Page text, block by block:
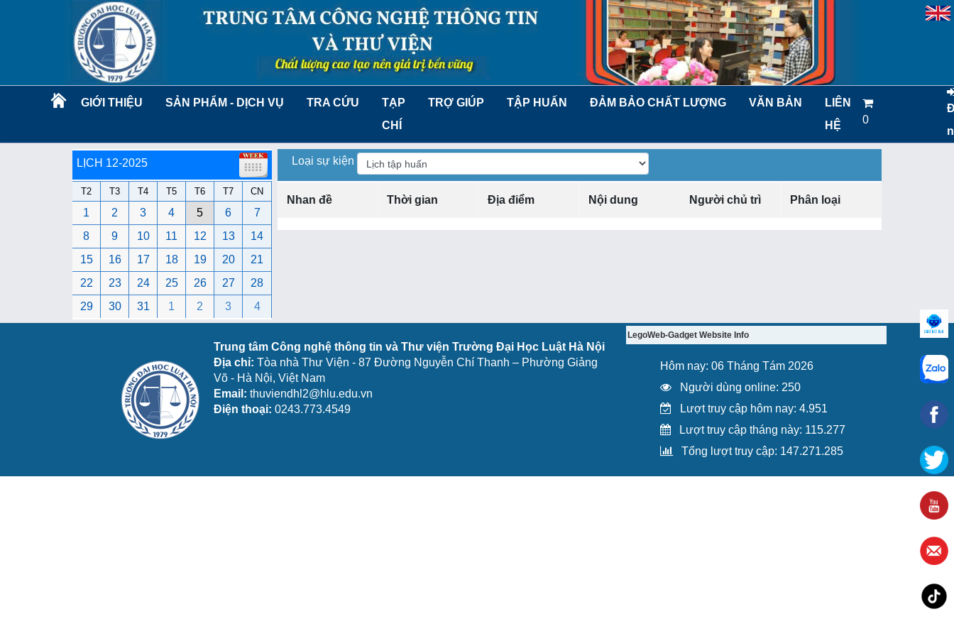
GIỚI THIỆU SẢN PHẨM - DỊCH VỤ TRA CỨU
TẠP
CHÍ
TRỢ GIÚP TẬP HUẤN ĐẢM BẢO CHẤT LƯỢNG VĂN BẢN
LIÊN
HỆ
0
LỊCH 12-2025
T2 T3 T4 T5 T6 T7 CN
1 2 3 4 5 6
7
8
9 10 11 12 13
14
15
16 17 18 19 20
21
22
23 24 25 26 27
28
29
30 31 1 2 3 4
Loại sự kiện
Nhan đề Thời gian Địa điểm Nội dung Người chủ trì Phân loại
Trung tâm Công nghệ thông tin và Thư viện Trường Đại Học Luật Hà Nội
Địa chỉ: Tòa nhà Thư Viện - 87 Đường Nguyễn Chí Thanh – Phường Giảng
Võ - Hà Nội, Việt Nam
Email: thuviendhl2@hlu.edu.vn
Điện thoại: 0243.773.4549
LegoWeb-Gadget Website Info
Hôm nay: 06 Tháng Tám 2026
Người dùng online: 250
Lượt truy cập hôm nay: 4.951
Lượt truy cập tháng này: 115.277
Tổng lượt truy cập: 147.271.285